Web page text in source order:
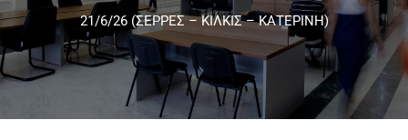
Πανεπιστημιακές Μονάδες
21/6/26 (ΣΕΡΡΕΣ – ΚΙΛΚΙΣ – ΚΑΤΕΡΙΝΗ)